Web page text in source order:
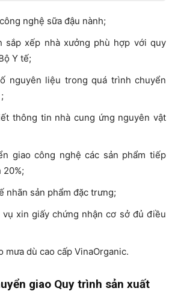
nghệ sữa đậu nành;
xếp nhà xưởng phù hợp với quy
Y tế;
nguyên liệu trong quá trình chuyển
thông tin nhà cung ứng nguyên vật
giao công nghệ các sản phẩm tiếp
20%;
nhãn sản phẩm đặc trưng;
vụ xin giấy chứng nhận cơ sở đủ điều
mưa dù cao cấp VinaOrganic.
giao Quy trình sản xuất